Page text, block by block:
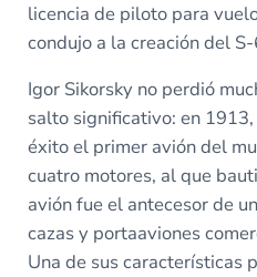
licencia de piloto para
condujo a la creación del
Igor Sikorsky no perdió
salto significativo: en
éxito el primer avión del
cuatro motores, al que
avión fue el antecesor de
cazas y portaaviones
Una de sus características